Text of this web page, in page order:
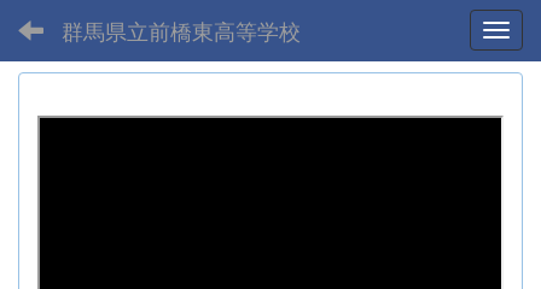
群馬県立前橋東高等学校